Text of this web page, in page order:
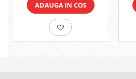
ADAUGA IN COS